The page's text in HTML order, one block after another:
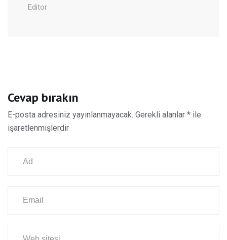
Editor
Cevap bırakın
E-posta adresiniz yayınlanmayacak. Gerekli alanlar * ile
işaretlenmişlerdir